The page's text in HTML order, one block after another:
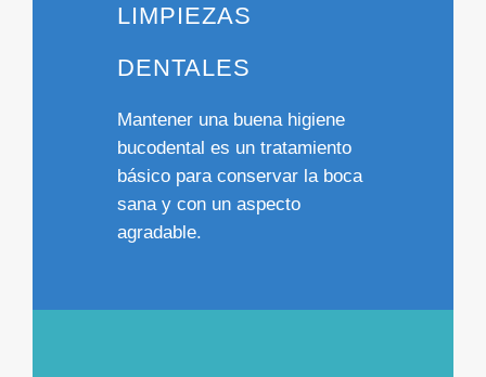
LIMPIEZAS
DENTALES
Mantener una buena higiene
bucodental es un tratamiento
básico para conservar la boca
sana y con un aspecto
agradable.